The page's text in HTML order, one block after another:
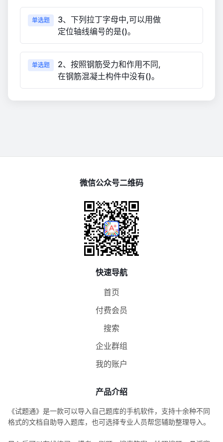
单选题
3、下列拉丁字母中,可以用做
定位轴线编号的是()。
单选题
2、按照钢筋受力和作用不同,
在钢筋混凝土构件中没有()。
微信公众号二维码
快速导航
首页
付费会员
搜索
企业群组
我的账户
产品介绍
《试题通》是一款可以导入自己题库的手机软件，支持十余种不同
格式的文档自助导入题库，也可选择专业人员帮您辅助整理导入。